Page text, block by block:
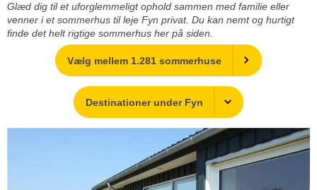
Glæd dig til et uforglemmeligt ophold sammen med familie eller
venner i et sommerhus til leje Fyn privat. Du kan nemt og hurtigt
finde det helt rigtige sommerhus her på siden.
Vælg mellem 1.281 sommerhuse
Destinationer under Fyn